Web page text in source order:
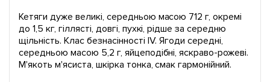
Кетяги дуже великі, середньою масою 712 г, окремі
до 1,5 кг, гіллясті, довгі, пухкі, рідше за середню
щільність. Клас безнасінності IV. Ягоди середні,
середньою масою 5,2 г, яйцеподібні, яскраво-рожеві.
М'якоть м'ясиста, шкірка тонка, смак гармонійний.